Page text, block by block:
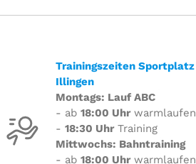
Trainingszeiten Sportplatz
Illingen
Montags: Lauf ABC
- ab 18:00 Uhrwarmlaufen
- 18:30 UhrTraining
Mittwochs: Bahntraining
- ab 18:00 Uhrwarmlaufen